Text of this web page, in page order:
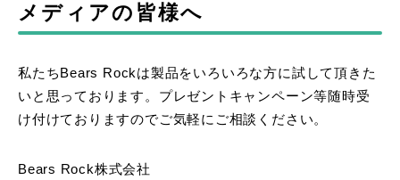
メディアの皆様へ
私たちBears Rockは製品をいろいろな方に試して頂きた
いと思っております。プレゼントキャンペーン等随時受
け付けておりますのでご気軽にご相談ください。
Bears Rock株式会社